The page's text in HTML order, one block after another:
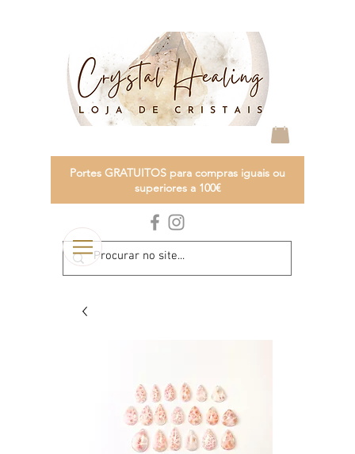
Portes GRATUITOS para compras iguais ou
superiores a 100€